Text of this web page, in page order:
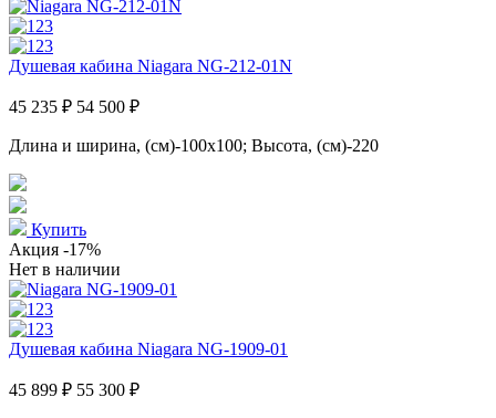
Душевая кабина Niagara NG-212-01N
45 235 ₽ 54 500 ₽
Длина и ширина, (см)-100x100; Высота, (см)-220
Купить
Акция -17%
Нет в наличии
Душевая кабина Niagara NG-1909-01
45 899 ₽ 55 300 ₽